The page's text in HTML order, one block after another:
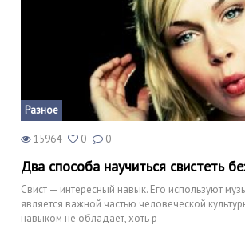
Разное
15964 0 0
Два способа научиться свистеть
Свист — интересный навык. Его используют
является важной частью человеческой
навыком не обладает, хоть р